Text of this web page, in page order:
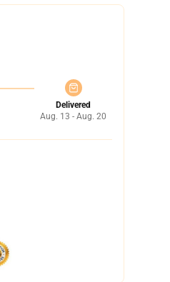
Delivered
Aug. 13 - Aug. 20